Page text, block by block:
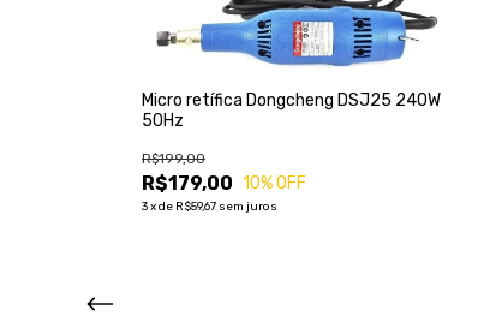
Micro retífica Dongcheng DSJ25 240W
50Hz
R$179,00
R$199,00
10% OFF
3xde R$59,67 sem juros